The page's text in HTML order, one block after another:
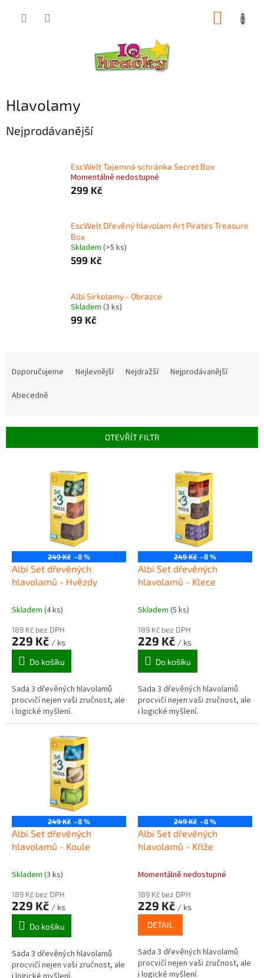
Hlavolamy
Nejprodávanější
EscWelt Tajemná schránka Secret Box
Momentálně nedostupné
299 Kč
EscWelt Dřevěný hlavolam Art Pirates Treasure
Box
Skladem (>5 ks)
599 Kč
Albi Sirkolamy - Obrazce
Skladem (3 ks)
99 Kč
r
Doporučujeme Nejlevnější Nejdražší
Nejprodávanější
Abecedně
OTEVŘÍT FILTR
249 Kč –8 %
Albi Set dřevěných
hlavolamů - Hvězdy
Skladem (4 ks)
189 Kč bez DPH
229 Kč / ks
Do košíku
Sada 3 dřevěných hlavolamů
procvičí nejen vaši zručnost, ale
i logické myšlení.
249 Kč –8 %
Albi Set dřevěných
hlavolamů - Klece
Skladem (5 ks)
189 Kč bez DPH
229 Kč / ks
Do košíku
Sada 3 dřevěných hlavolamů
procvičí nejen vaši zručnost, ale
i logické myšlení.
249 Kč –8 %
Albi Set dřevěných
hlavolamů - Koule
Skladem (3 ks)
189 Kč bez DPH
229 Kč / ks
Do košíku
Sada 3 dřevěných hlavolamů
procvičí nejen vaši zručnost, ale
249 Kč –8 %
Albi Set dřevěných
hlavolamů - Kříže
Momentálně nedostupné
189 Kč bez DPH
229 Kč / ks
DETAIL
Sada 3 dřevěných hlavolamů
procvičí nejen vaši zručnost, ale
i logické myšlení.